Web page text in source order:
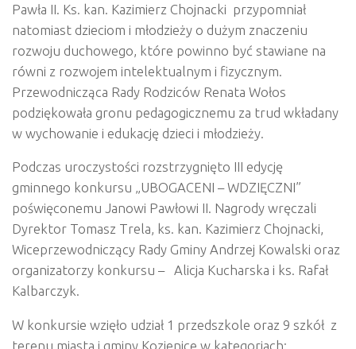
Pawła II. Ks. kan. Kazimierz Chojnacki przypomniał
natomiast dzieciom i młodzieży o dużym znaczeniu
rozwoju duchowego, które powinno być stawiane na
równi z rozwojem intelektualnym i fizycznym.
Przewodnicząca Rady Rodziców Renata Wołos
podziękowała gronu pedagogicznemu za trud wkładany
w wychowanie i edukację dzieci i młodzieży.
Podczas uroczystości rozstrzygnięto III edycję
gminnego konkursu „UBOGACENI – WDZIĘCZNI”
poświęconemu Janowi Pawłowi II. Nagrody wręczali
Dyrektor Tomasz Trela, ks. kan. Kazimierz Chojnacki,
Wiceprzewodniczący Rady Gminy Andrzej Kowalski oraz
organizatorzy konkursu – Alicja Kucharska i ks. Rafał
Kalbarczyk.
W konkursie wzięło udział 1 przedszkole oraz 9 szkół z
terenu miasta i gminy Kozienice w kategoriach: